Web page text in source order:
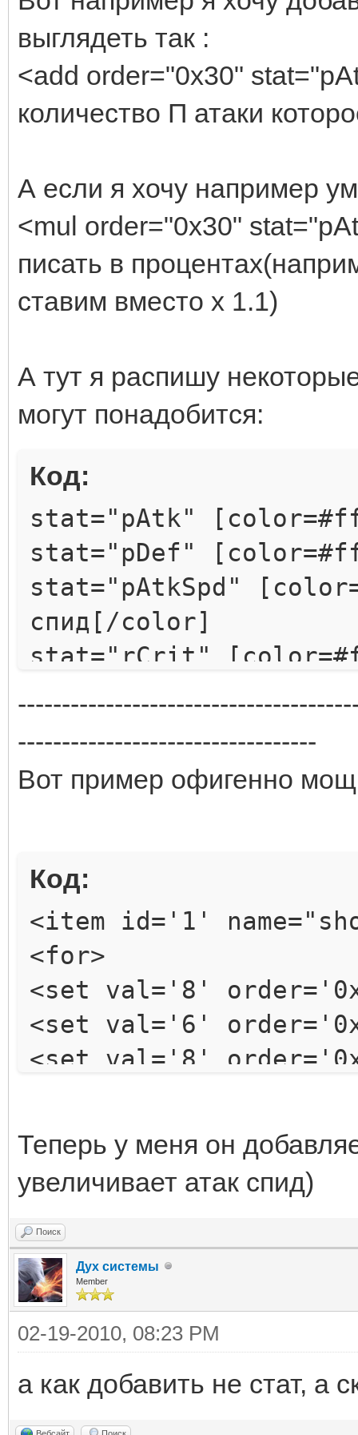
заточке увелечение
<enchant val='0'
[color=#ff0000]<--
заточке увелечение
</item>
выглядеть так :
<add order="0x30"
количество П атаки
А если я хочу например
<mul order="0x30"
писать в
ставим вместо х 1.1)
А тут я распишу
могут понадобится:
Код:
stat="pAtk"
stat="pDef"
stat="pAtkSpd"
спид[/color]
stat="rCrit"
stat="maxMp"
stat="mAtkSpd"
спид[/color]
stat="mDef"
stat="runSpd"
бега[/color]
stat="mAtk"
stat="absorbDam"
stat="cAtk"
Критического удара[/
----------------------------------
Вот пример офигенно
Код:
<item id='1'
<for>
<set val='8'
<set val='6'
<set val='8'
<set val='379'
<add order="0x30"
<mul order="0x30"
<enchant val='0'
<enchant val='0'
</for>
</item>
Теперь у меня он
увеличивает атак спид)
Поиск
Дух системы
Member
02-19-2010, 08:23 PM
а как добавить не стат, а